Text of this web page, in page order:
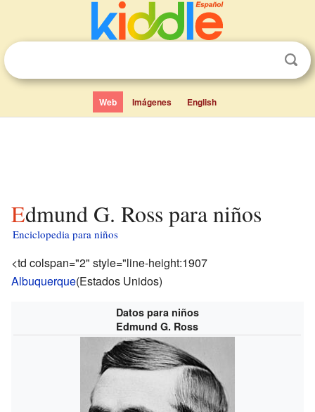
Web Imágenes English
Edmund G. Ross para niños
Enciclopedia para niños
<td colspan="2" style="line-height:1907
Albuquerque(Estados Unidos)
Datos para niños
Edmund G. Ross